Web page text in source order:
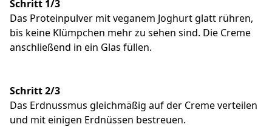
Schritt 1/3
Das Proteinpulver mit veganem Joghurt glatt rühren,
bis keine Klümpchen mehr zu sehen sind. Die Creme
anschließend in ein Glas füllen.
Schritt 2/3
Das Erdnussmus gleichmäßig auf der Creme verteilen
und mit einigen Erdnüssen bestreuen.